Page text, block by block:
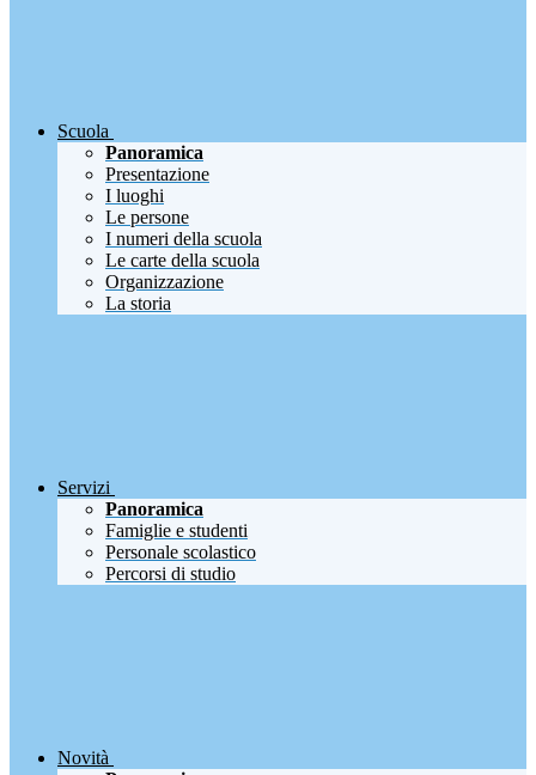
Scuola
Panoramica
Presentazione
I luoghi
Le persone
I numeri della scuola
Le carte della scuola
Organizzazione
La storia
Servizi
Panoramica
Famiglie e studenti
Personale scolastico
Percorsi di studio
Novità